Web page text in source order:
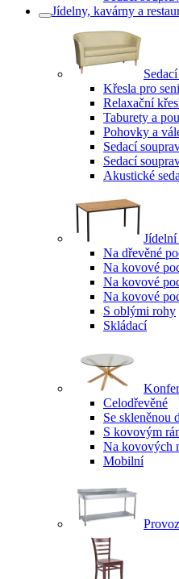
Jídelny, kavárny a
Křesla pro
Relaxační
Taburety a
Pohovky a
Sedací
Sedací
Akustické
Na dřevěné
Na kovové
Na kovové
Na kovové
S oblými rohy
Skládací
Celodřevěné
Se skleněnou
S kovovým
Na kovových
Mobilní